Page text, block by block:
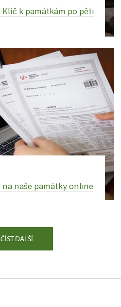
k památkám po pěti
naše památky online
DALŠÍ